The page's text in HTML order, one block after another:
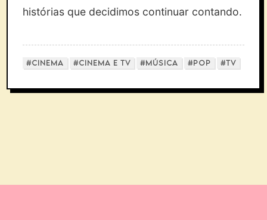
histórias que decidimos continuar contando.
#CINEMA #CINEMA E TV #MÚSICA #POP #TV